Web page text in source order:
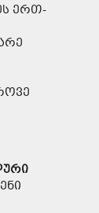
ერთ-